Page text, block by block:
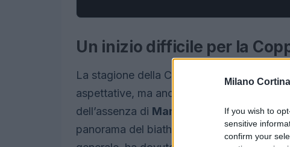
Milano
If you wish to
sensitive
confirm your
Un inizio difficile per la
La stagione della Coppa del Mondo di
aspettative, ma anche con una serie di
dell’assenza di Markéta Davidováper la
panorama del biathlon. La ventisettenne